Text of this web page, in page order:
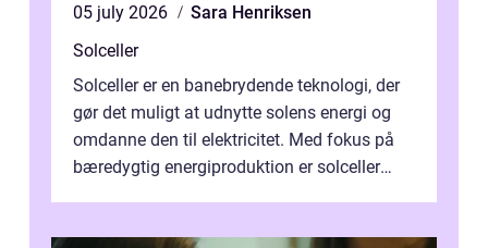
05 july 2026
Sara Henriksen
Solceller
Solceller er en banebrydende teknologi, der
gør det muligt at udnytte solens energi og
omdanne den til elektricitet. Med fokus på
bæredygtig energiproduktion er solceller